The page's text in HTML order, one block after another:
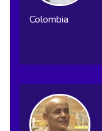
Colombia